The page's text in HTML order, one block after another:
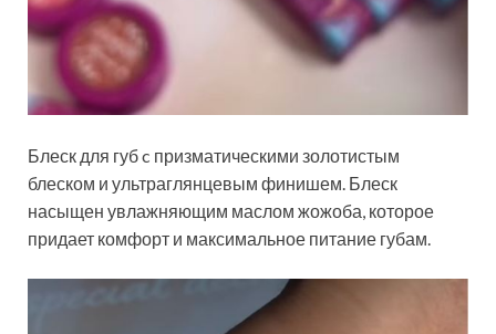
Блеск для губ c призматическими золотистым
блеском и ультраглянцевым финишем. Блеск
насыщен увлажняющим маслом жожоба, которое
придает комфорт и максимальное питание губам.